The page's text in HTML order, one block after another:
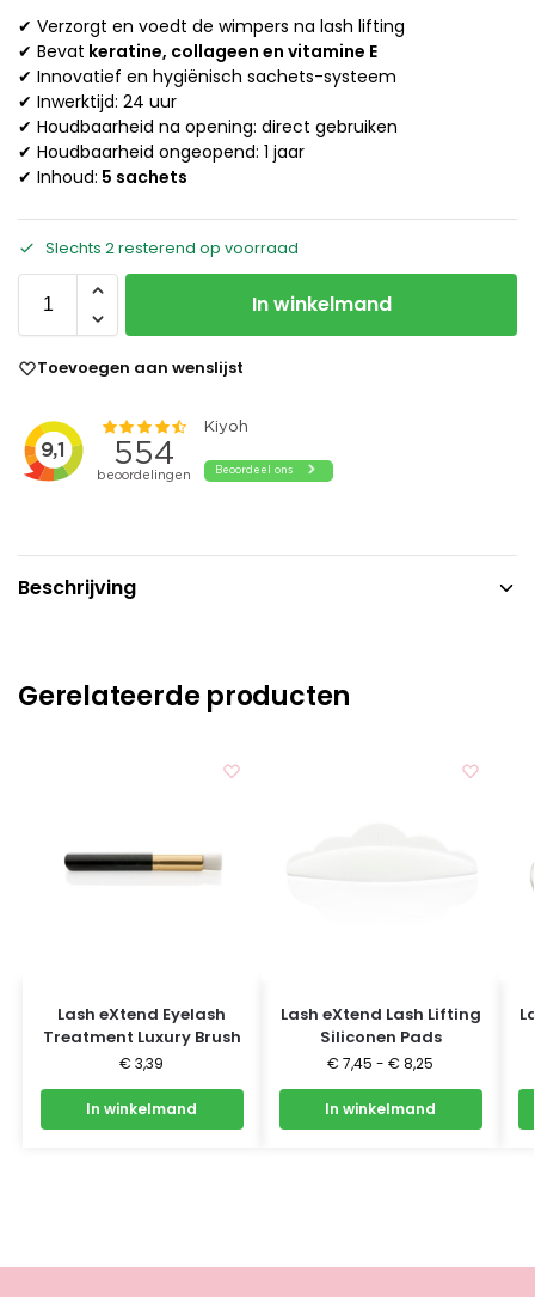
✔ Verzorgt en voedt de wimpers na lash lifting
✔ Bevat keratine, collageen en vitamine E
✔ Innovatief en hygiënisch sachets-systeem
✔ Inwerktijd: 24 uur
✔ Houdbaarheid na opening: direct gebruiken
✔ Houdbaarheid ongeopend: 1 jaar
✔ Inhoud: 5 sachets
Slechts 2 resterend op voorraad
In winkelmand
Toevoegen aan wenslijst
Beschrijving
Gerelateerde producten
Lash eXtend Eyelash
Treatment Luxury Brush
€ 3,39
In winkelmand
Lash eXtend Lash Lifting
Siliconen Pads
€ 7,45 - € 8,25
In winkelmand